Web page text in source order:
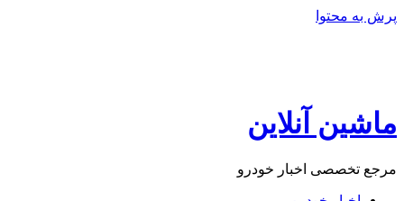
پرش به محتوا
ماشین آنلاین
مرجع تخصصی اخبار خودرو